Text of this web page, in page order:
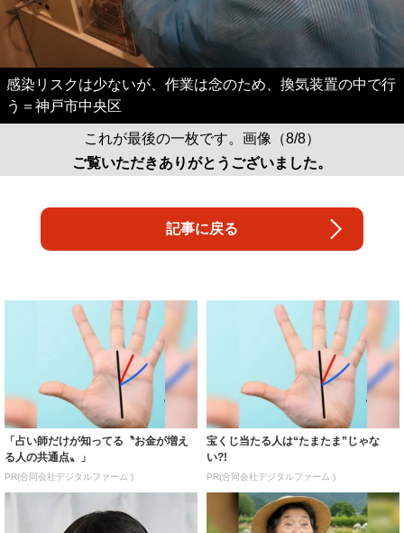
感染リスクは少ないが、作業は念のため、換気装置の中で行
う＝神戸市中央区
これが最後の一枚です。画像（8/8）
ご覧いただきありがとうございました。
記事に戻る
「占い師だけが知ってる〝お金が増え
る人の共通点〟」
PR(合同会社デジタルファーム )
宝くじ当たる人は“たまたま”じゃな
い?!
PR(合同会社デジタルファーム )